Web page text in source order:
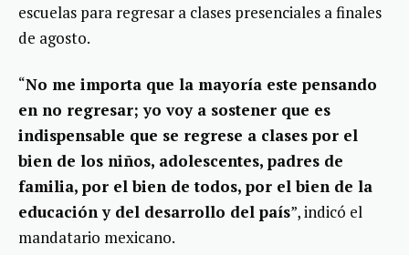
escuelas para regresar a clases presenciales a finales
de agosto.
“No me importa que la mayoría este pensando
en no regresar; yo voy a sostener que es
indispensable que se regrese a clases por el
bien de los niños, adolescentes, padres de
familia, por el bien de todos, por el bien de la
educación y del desarrollo del país”, indicó el
mandatario mexicano.